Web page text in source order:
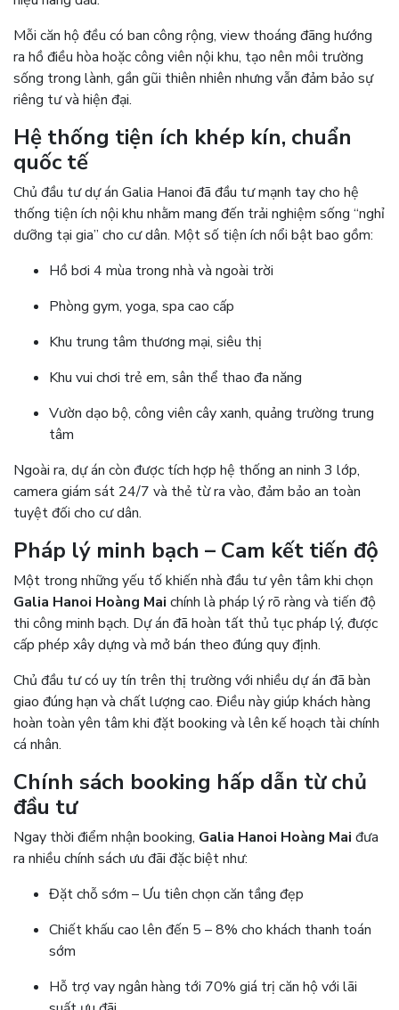
Mỗi căn hộ đều có ban công rộng, view thoáng đãng hướng
ra hồ điều hòa hoặc công viên nội khu, tạo nên môi trường
sống trong lành, gần gũi thiên nhiên nhưng vẫn đảm bảo sự
riêng tư và hiện đại.
Hệ thống tiện ích khép kín, chuẩn
quốc tế
Chủ đầu tư dự án Galia Hanoi đã đầu tư mạnh tay cho hệ
thống tiện ích nội khu nhằm mang đến trải nghiệm sống “nghỉ
dưỡng tại gia” cho cư dân. Một số tiện ích nổi bật bao gồm:
Hồ bơi 4 mùa trong nhà và ngoài trời
Phòng gym, yoga, spa cao cấp
Khu trung tâm thương mại, siêu thị
Khu vui chơi trẻ em, sân thể thao đa năng
Vườn dạo bộ, công viên cây xanh, quảng trường trung
tâm
Ngoài ra, dự án còn được tích hợp hệ thống an ninh 3 lớp,
camera giám sát 24/7 và thẻ từ ra vào, đảm bảo an toàn
tuyệt đối cho cư dân.
Pháp lý minh bạch – Cam kết tiến độ
Một trong những yếu tố khiến nhà đầu tư yên tâm khi chọn
Galia Hanoi Hoàng Mai chính là pháp lý rõ ràng và tiến độ
thi công minh bạch. Dự án đã hoàn tất thủ tục pháp lý, được
cấp phép xây dựng và mở bán theo đúng quy định.
Chủ đầu tư có uy tín trên thị trường với nhiều dự án đã bàn
giao đúng hạn và chất lượng cao. Điều này giúp khách hàng
hoàn toàn yên tâm khi đặt booking và lên kế hoạch tài chính
cá nhân.
Chính sách booking hấp dẫn từ chủ
đầu tư
Ngay thời điểm nhận booking, Galia Hanoi Hoàng Mai đưa
ra nhiều chính sách ưu đãi đặc biệt như:
Đặt chỗ sớm – Ưu tiên chọn căn tầng đẹp
Chiết khấu cao lên đến 5 – 8% cho khách thanh toán
sớm
Hỗ trợ vay ngân hàng tới 70% giá trị căn hộ với lãi